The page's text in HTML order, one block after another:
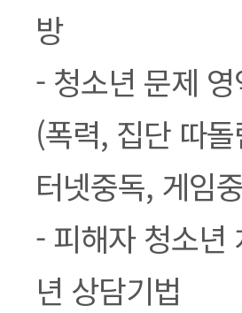
방
- 청소년 문제
(폭력, 집단 따
터넷중독, 게임
- 피해자 청소년
년 상담기법